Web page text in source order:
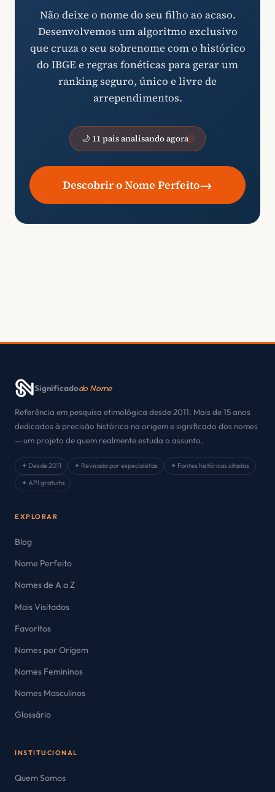
Não deixe o nome do seu filho ao acaso.
Desenvolvemos um algoritmo exclusivo
que cruza o seu sobrenome com o histórico
do IBGE e regras fonéticas para gerar um
ranking seguro, único e livre de
arrependimentos.
🌙 11 pais analisando agora
Descobrir o Nome Perfeito→
Significadodo Nome
Referência em pesquisa etimológica desde 2011. Mais de 15 anos
dedicados à precisão histórica na origem e significado dos nomes
— um projeto de quem realmente estuda o assunto.
✦ Desde 2011 ✦ Revisado por especialistas
✦ Fontes históricas citadas
✦ API gratuita
EXPLORAR
Blog
Nome Perfeito
Nomes de A a Z
Mais Visitados
Favoritos
Nomes por Origem
Nomes Femininos
Nomes Masculinos
Glossário
INSTITUCIONAL
Quem Somos